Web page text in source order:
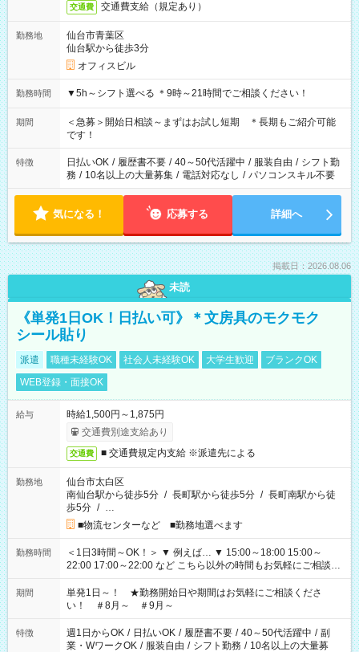
交通費 交通費支給（規定あり）
勤務地
仙台市青葉区
仙台駅から徒歩3分
オフィスビル
勤務時間 ▼5h～シフト選べる ＊9時～21時間でご相談ください！
期間
＜急募＞開始日相談～まずはお試し短期 ＊長期もご紹介可能
です！
特徴 日払いOK / 履歴書不要 / 40～50代活躍中 / 服装自由 / シフト勤
務 / 10名以上の大量募集 / 電話対応なし / パソコンスキル不要
気になる！ 応募する 詳細へ
掲載日：2026.08.06
未読
《単発1日OK！日払い可》＊文房具のモクモク
シール貼り
派遣 職種未経験OK 社会人未経験OK 大学生歓迎
ブランクOK
WEB登録・面接OK
給与
時給1,500円～1,875円
交通費別途支給あり
交通費 ■ 交通費規定内支給 ※派遣先による
勤務地
仙台市太白区
南仙台駅から徒歩5分 / 長町駅から徒歩5分 / 長町南駅から徒
歩5分 / …
■物流センターなど ■勤務地選べます
勤務時間
＜1日3時間～OK！＞ ▼ 例えば… ▼ 15:00～18:00 15:00～
22:00 17:00～22:00 など こちら以外の時間もお気軽にご相談く
ださい！
期間
単発1日～！ ★勤務開始日や期間はお気軽にご相談くださ
い！ ＃8月～ ＃9月～
特徴 週1日からOK / 日払いOK / 履歴書不要 / 40～50代活躍中 / 副
業・WワークOK / 服装自由 / シフト勤務 / 10名以上の大量募